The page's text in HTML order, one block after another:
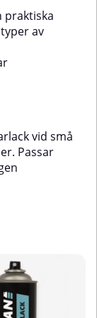
till bilen
praktiska
av
vid små
Passar